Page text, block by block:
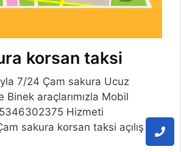
korsan taksi
7/24 Çam sakura Ucuz
Binek araçlarımızla Mobil
Hizmeti
sakura korsan taksi açılış